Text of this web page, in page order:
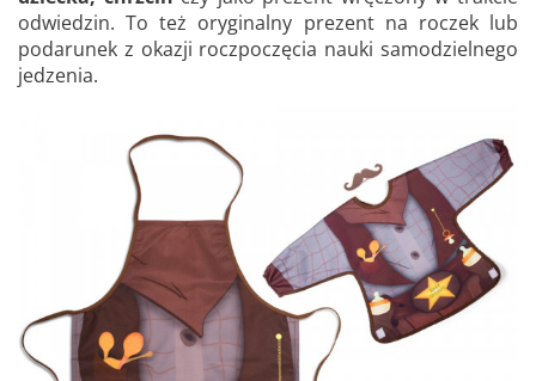
odwiedzin. To też oryginalny prezent na roczek lub
podarunek z okazji roczpoczęcia nauki samodzielnego
jedzenia.